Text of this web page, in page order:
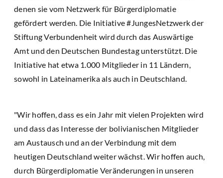
denen sie vom Netzwerk für Bürgerdiplomatie
gefördert werden. Die Initiative #JungesNetzwerk der
Stiftung Verbundenheit wird durch das Auswärtige
Amt und den Deutschen Bundestag unterstützt. Die
Initiative hat etwa 1.000 Mitglieder in 11 Ländern,
sowohl in Lateinamerika als auch in Deutschland.
"Wir hoffen, dass es ein Jahr mit vielen Projekten wird
und dass das Interesse der bolivianischen Mitglieder
am Austausch und an der Verbindung mit dem
heutigen Deutschland weiter wächst. Wir hoffen auch,
durch Bürgerdiplomatie Veränderungen in unseren